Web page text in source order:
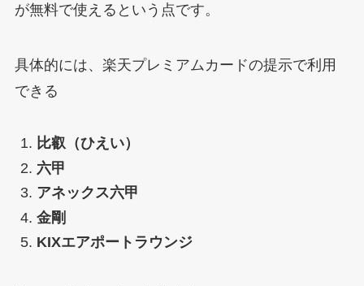
が無料で使えるという点です。
具体的には、楽天プレミアムカードの提示で利用
できる
比叡（ひえい）
六甲
アネックス六甲
金剛
KIXエアポートラウンジ